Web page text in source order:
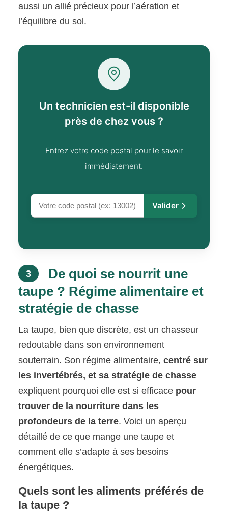
aussi un allié précieux pour l’aération et
l’équilibre du sol.
Un technicien est-il disponible
près de chez vous ?
Entrez votre code postal pour le savoir
immédiatement.
Valider
3
De quoi se nourrit une
taupe ? Régime alimentaire et
stratégie de chasse
La taupe, bien que discrète, est un chasseur
redoutable dans son environnement
souterrain. Son régime alimentaire,centré sur
les invertébrés, et sa stratégie de chasse
expliquent pourquoi elle est si efficace pour
trouver de la nourriture dans les
profondeurs de la terre. Voici un aperçu
détaillé de ce que mange une taupe et
comment elle s’adapte à ses besoins
énergétiques.
Quels sont les aliments préférés de
la taupe ?